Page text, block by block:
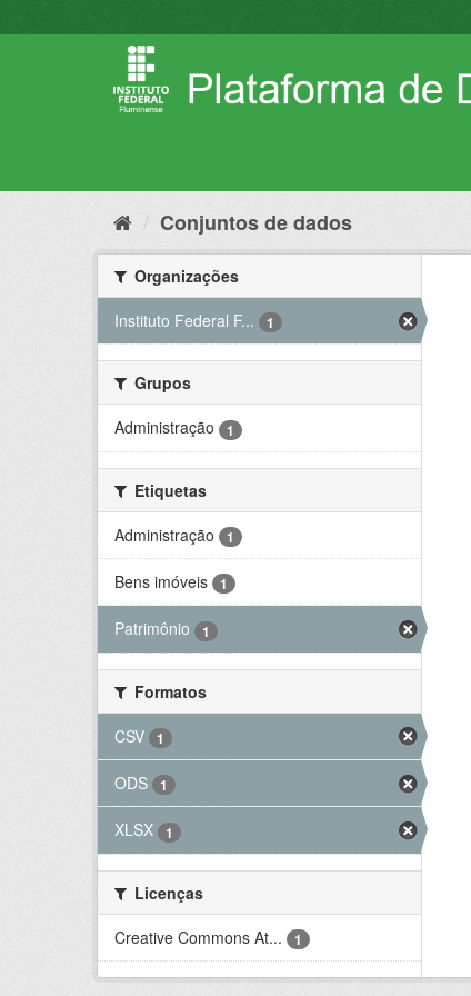
para
Conjuntos de dados
Organizações
Instituto Federal F...
1
Grupos
Administração
1
Etiquetas
Administração
1
Bens imóveis 1
Patrimônio 1
Formatos
CSV
1
ODS 1
XLSX 1
Licenças
Creative Commons At...
1